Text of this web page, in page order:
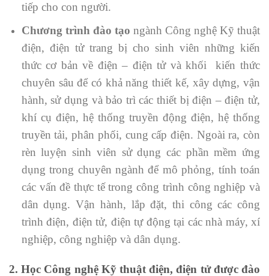
tiếp cho con người.
Chương trình đào tạo ngành Công nghệ Kỹ thuật
điện, điện tử trang bị cho sinh viên những kiến
thức cơ bản về điện – điện tử và khối kiến thức
chuyên sâu để có khả năng thiết kế, xây dựng, vận
hành, sử dụng và bảo trì các thiết bị điện – điện tử,
khí cụ điện, hệ thống truyền động điện, hệ thống
truyền tải, phân phối, cung cấp điện. Ngoài ra, còn
rèn luyện sinh viên sử dụng các phần mềm ứng
dụng trong chuyên ngành để mô phỏng, tính toán
các vấn đề thực tế trong công trình công nghiệp và
dân dụng. Vận hành, lắp đặt, thi công các công
trình điện, điện tử, điện tự động tại các nhà máy, xí
nghiệp, công nghiệp và dân dụng.
2. Học Công nghệ Kỹ thuật điện, điện tử được đào